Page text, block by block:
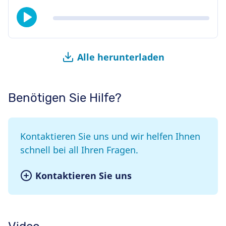
Alle herunterladen
Benötigen Sie Hilfe?
Kontaktieren Sie uns und wir helfen Ihnen
schnell bei all Ihren Fragen.
Kontaktieren Sie uns